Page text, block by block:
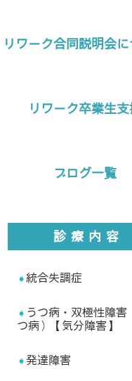
リワーク合同説明会
リワーク卒業生支
ブログ一覧
診療内容
統合失調症
うつ病・双極性障害
つ病）【気分障害】
発達障害